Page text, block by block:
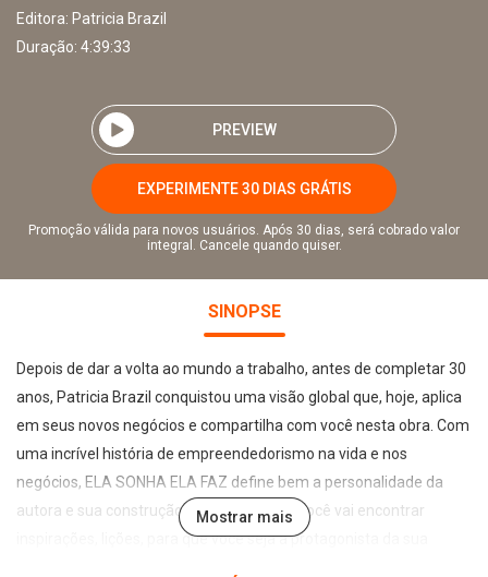
Editora: Patricia Brazil
Duração: 4:39:33
PREVIEW
EXPERIMENTE 30 DIAS GRÁTIS
Promoção válida para novos usuários. Após 30 dias, será cobrado valor
integral. Cancele quando quiser.
SINOPSE
Depois de dar a volta ao mundo a trabalho, antes de completar 30
anos, Patricia Brazil conquistou uma visão global que, hoje, aplica
em seus novos negócios e compartilha com você nesta obra. Com
uma incrível história de empreendedorismo na vida e nos
negócios, ELA SONHA ELA FAZ define bem a personalidade da
autora e sua construção para o sucesso. Você vai encontrar
inspirações, lições, para que você seja a protagonista da sua
Mostrar mais